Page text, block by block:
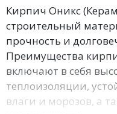
Кирпич Оникс
строительный
прочность и
Преимущества
включают в себя
теплоизоляции,
влаги и морозов, а